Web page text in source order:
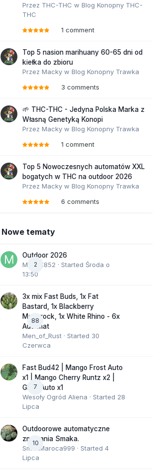
Przez THC-THC w Blog Konopny THC-
THC
1 comment
Top 5 nasion marihuany 60-65 dni od
kiełka do zbioru
Przez Macky w Blog Konopny Trawka
3 comments
🌱 THC-THC - Jedyna Polska Marka z
Własną Genetyką Konopi
Przez Macky w Blog Konopny Trawka
1 comment
Top 5 Nowoczesnych automatów XXL
bogatych w THC na outdoor 2026
Przez Macky w Blog Konopny Trawka
6 comments
Nowe tematy
2
Outdoor 2026
Marcel852 · Started Środa o
13:50
88
3x mix Fast Buds, 1x Fat
Bastard, 1x Blackberry
Moonrock, 1x White Rhino - 6x
Automat
Men_of_Rust · Started 30
Czerwca
7
Fast Bud42 | Mango Frost Auto
x1 | Mango Cherry Runtz x2 |
GMO Auto x1
Wesoły Ogród Aliena · Started 28
Lipca
10
Outdoorowe automatyczne
zmagania Smaka.
SmakMaroca999 · Started 4
Lipca